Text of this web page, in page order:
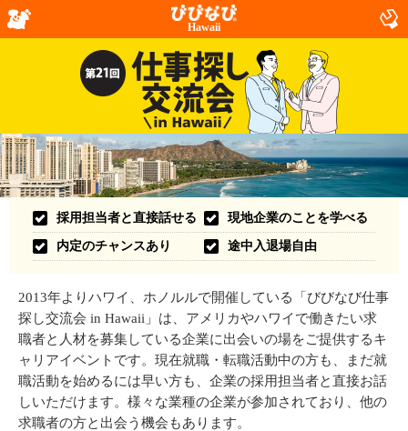
Hawaii
採用担当者と直接話せる 現地企業のことを学べる
内定のチャンスあり 途中入退場自由
2013年よりハワイ、ホノルルで開催している「びびなび仕事
探し交流会 in Hawaii」は、アメリカやハワイで働きたい求
職者と人材を募集している企業に出会いの場をご提供するキ
ャリアイベントです。現在就職・転職活動中の方も、まだ就
職活動を始めるには早い方も、企業の採用担当者と直接お話
しいただけます。様々な業種の企業が参加されており、他の
求職者の方と出会う機会もあります。